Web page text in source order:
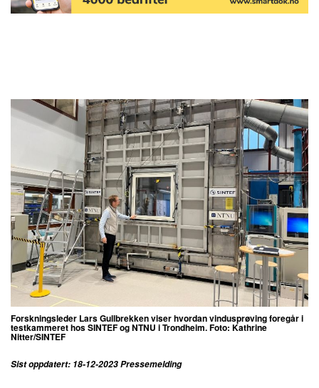
Forskningsleder Lars Gullbrekken viser hvordan vindusprøving foregår i
testkammeret hos SINTEF og NTNU i Trondheim. Foto: Kathrine
Nitter/SINTEF
Sist oppdatert: 18-12-2023 Pressemelding